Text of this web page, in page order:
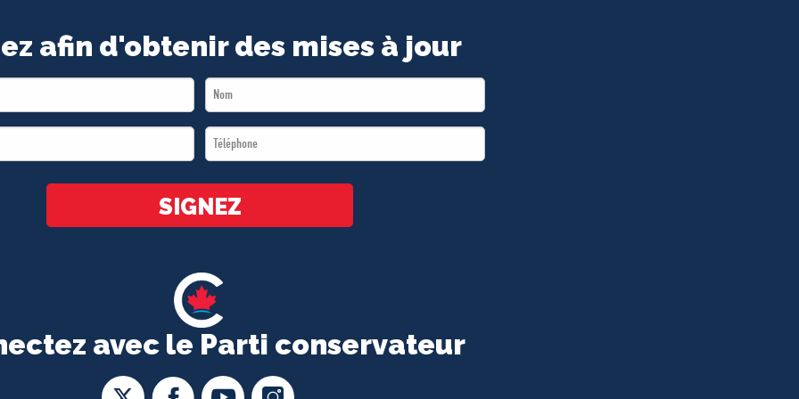
avec le Parti conservateur
afin d'obtenir des mises à jour
Last
Name
Téléphone
*
SIGNEZ